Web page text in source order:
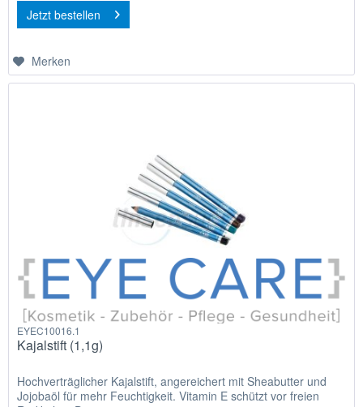
Jetzt bestellen
Merken
EYEC10016.1
Kajalstift (1,1g)
Hochverträglicher Kajalstift, angereichert mit Sheabutter und
Jojobaöl für mehr Feuchtigkeit. Vitamin E schützt vor freien